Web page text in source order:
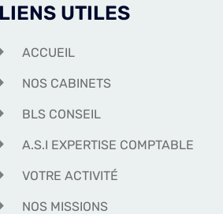
LIENS UTILES
ACCUEIL
NOS CABINETS
BLS CONSEIL
A.S.I EXPERTISE COMPTABLE
VOTRE ACTIVITÉ
NOS MISSIONS